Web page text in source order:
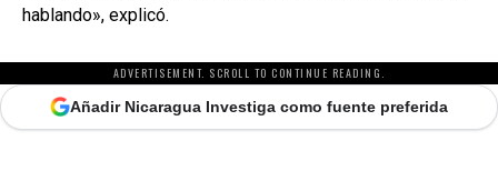
hablando», explicó.
ADVERTISEMENT. SCROLL TO CONTINUE READING.
Añadir Nicaragua Investiga como fuente preferida